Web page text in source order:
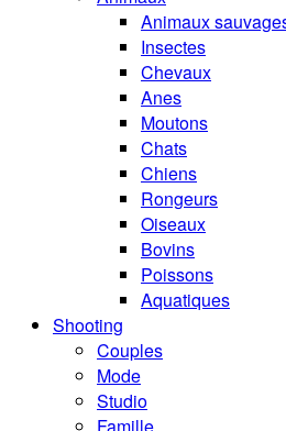
Animaux
Insectes
Chevaux
Anes
Moutons
Chats
Chiens
Rongeurs
Oiseaux
Bovins
Poissons
Aquatiques
Shooting
Couples
Mode
Studio